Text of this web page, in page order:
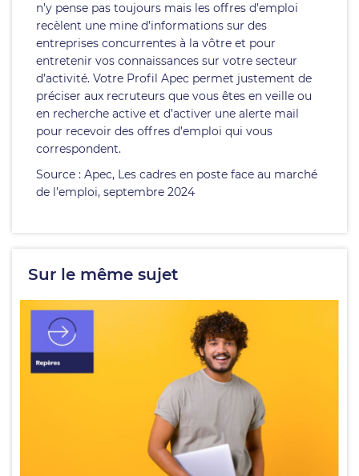
n’y pense pas toujours mais les offres d’emploi
recèlent une mine d’informations sur des
entreprises concurrentes à la vôtre et pour
entretenir vos connaissances sur votre secteur
d’activité. Votre Profil Apec permet justement de
préciser aux recruteurs que vous êtes en veille ou
en recherche active et d’activer une alerte mail
pour recevoir des offres d’emploi qui vous
correspondent.
Source : Apec, Les cadres en poste face au marché
de l’emploi, septembre 2024
Sur le même sujet